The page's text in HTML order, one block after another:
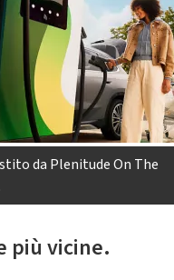
da Plenitude On The
più vicine.